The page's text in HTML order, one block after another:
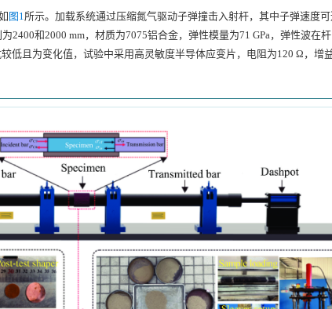
图1所示。加载系统通过压缩氮气驱动子弹撞击入射杆，其中子弹速度
2400和2000 mm，材质为7075铝合金，弹性模量为71 GPa，弹性波在
低且为变化值，试验中采用高灵敏度半导体应变片，电阻为120 Ω，增